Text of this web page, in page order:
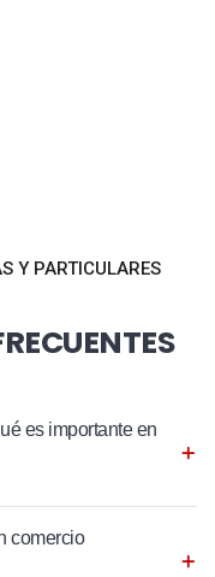
Y PARTICULARES
es importante en
comercio